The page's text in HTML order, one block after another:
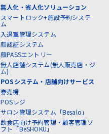
無人化・省人化ソリューション
スマートロック+施設予約システ
ム
入退室管理システム
顔認証システム
顔PASSエントリー
無人店舗システム(無人販売店・ジ
ム)
POSシステム・店舗向けサービス
券売機
POSレジ
サロン管理システム「Besalo」
飲食店向け予約管理・顧客管理ソ
フト「BeSHOKU」